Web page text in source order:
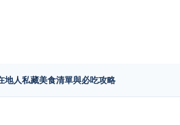
地人私藏美食清單與必吃攻略